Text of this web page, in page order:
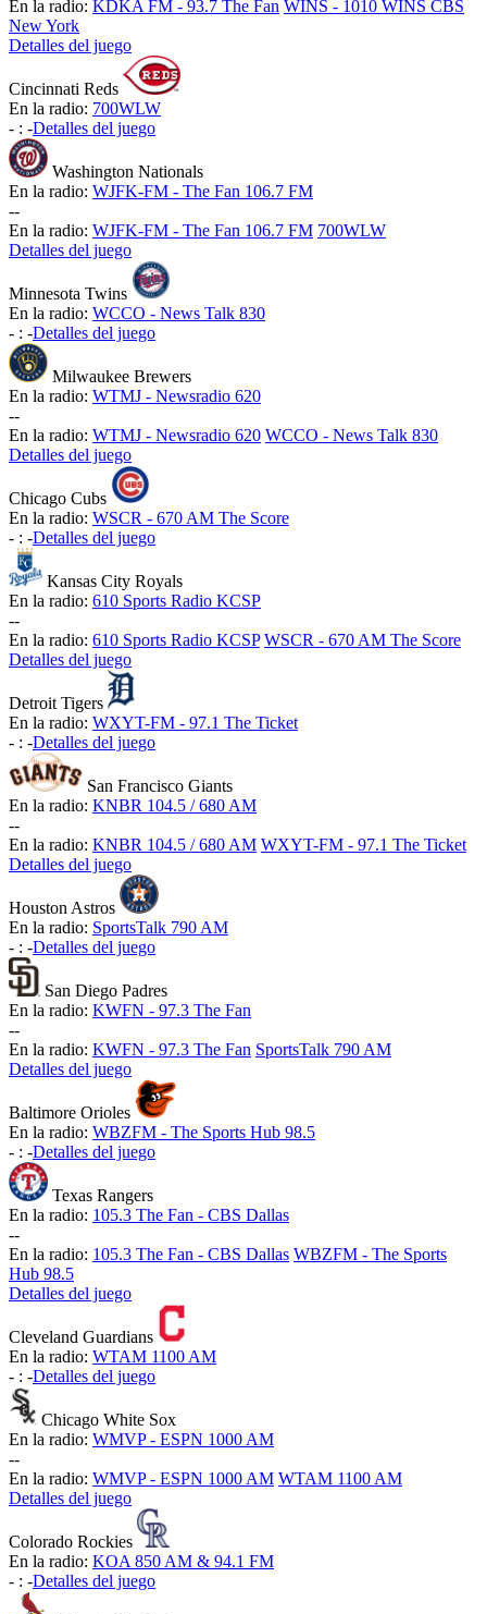
En la radio: KDKA FM - 93.7 The Fan WINS - 1010 WINS CBS
New York
Detalles del juego
Cincinnati Reds
En la radio: 700WLW
- : -Detalles del juego
Washington Nationals
En la radio: WJFK-FM - The Fan 106.7 FM
--
En la radio: WJFK-FM - The Fan 106.7 FM 700WLW
Detalles del juego
Minnesota Twins
En la radio: WCCO - News Talk 830
- : -Detalles del juego
Milwaukee Brewers
En la radio: WTMJ - Newsradio 620
--
En la radio: WTMJ - Newsradio 620 WCCO - News Talk 830
Detalles del juego
Chicago Cubs
En la radio: WSCR - 670 AM The Score
- : -Detalles del juego
Kansas City Royals
En la radio: 610 Sports Radio KCSP
--
En la radio: 610 Sports Radio KCSP WSCR - 670 AM The Score
Detalles del juego
Detroit Tigers
En la radio: WXYT-FM - 97.1 The Ticket
- : -Detalles del juego
San Francisco Giants
En la radio: KNBR 104.5 / 680 AM
--
En la radio: KNBR 104.5 / 680 AM WXYT-FM - 97.1 The Ticket
Detalles del juego
Houston Astros
En la radio: SportsTalk 790 AM
- : -Detalles del juego
San Diego Padres
En la radio: KWFN - 97.3 The Fan
--
En la radio: KWFN - 97.3 The Fan SportsTalk 790 AM
Detalles del juego
Baltimore Orioles
En la radio: WBZFM - The Sports Hub 98.5
- : -Detalles del juego
Texas Rangers
En la radio: 105.3 The Fan - CBS Dallas
--
En la radio: 105.3 The Fan - CBS Dallas WBZFM - The Sports
Hub 98.5
Detalles del juego
Cleveland Guardians
En la radio: WTAM 1100 AM
- : -Detalles del juego
Chicago White Sox
En la radio: WMVP - ESPN 1000 AM
--
En la radio: WMVP - ESPN 1000 AM WTAM 1100 AM
Detalles del juego
Colorado Rockies
En la radio: KOA 850 AM & 94.1 FM
- : -Detalles del juego